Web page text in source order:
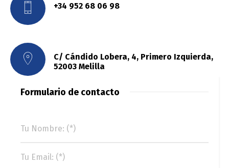
+34 952 68 06 98
C/ Cándido Lobera, 4, Primero Izquierda,
52003 Melilla
Formulario de contacto